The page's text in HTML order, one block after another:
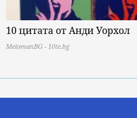
10 цитата от Анди Уорхол
MelomanBG - 10te.bg